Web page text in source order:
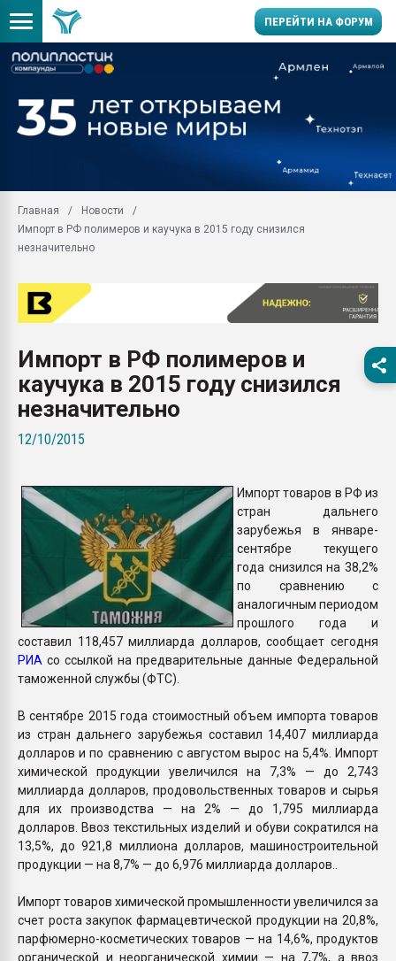
ПЕРЕЙТИ НА ФОРУМ
производство SPC
заводу пластмасс"
28.07.2026
первый план в
28.07.2026
ситуацией на
Главная
Новости
Импорт в РФ полимеров и каучука в 2015 году снизился
незначительно
Импорт в РФ полимеров и
каучука в 2015 году снизился
незначительно
12/10/2015
Импорт товаров в РФ из
стран дальнего
зарубежья в январе-
сентябре текущего
года снизился на 38,2%
по сравнению с
аналогичным периодом
прошлого года и
составил 118,457 миллиарда долларов, сообщает сегодня
РИА со ссылкой на предварительные данные Федеральной
таможенной службы (ФТС).
В сентябре 2015 года стоимостный объем импорта товаров
из стран дальнего зарубежья составил 14,407 миллиарда
долларов и по сравнению с августом вырос на 5,4%. Импорт
химической продукции увеличился на 7,3% — до 2,743
миллиарда долларов, продовольственных товаров и сырья
для их производства — на 2% — до 1,795 миллиарда
долларов. Ввоз текстильных изделий и обуви сократился на
13,5%, до 921,8 миллиона долларов, машиностроительной
продукции — на 8,7% — до 6,976 миллиарда долларов..
Импорт товаров химической промышленности увеличился за
счет роста закупок фармацевтической продукции на 20,8%,
парфюмерно-косметических товаров — на 14,6%, продуктов
органической и неорганической химии — на 7,7%, а ввоз